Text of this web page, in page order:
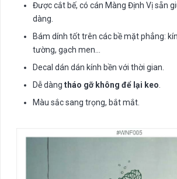
Được cắt bế, có cán Màng Định Vị sẵn
dàng.
Bám dính tốt trên các bề mặt phẳng:
tường, gạch men…
Decal dán dán kính bền với thời gian.
Dễ dàng tháo gỡ không để lại keo.
Màu sắc sang trọng, bắt mắt.